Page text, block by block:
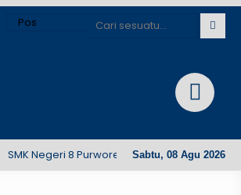
Sabtu, 08 Agu 2026
SMK Negeri 8 Purworejo. Desa Bajangrejo,